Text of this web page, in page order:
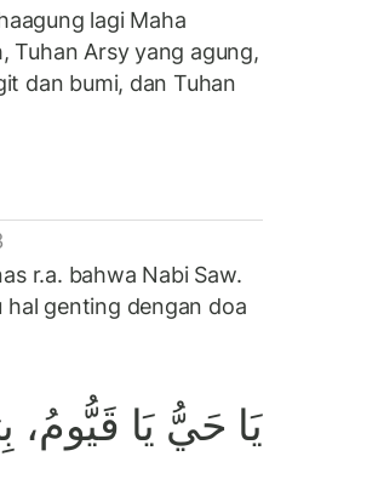
lagi Maha
Tuhan Arsy yang agung,
dan bumi, dan Tuhan
r.a. bahwa Nabi Saw.
hal genting dengan doa
يَا حَيُّ يَا